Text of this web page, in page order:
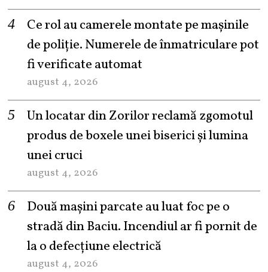
Ce rol au camerele montate pe mașinile
de poliție. Numerele de înmatriculare pot
fi verificate automat
august 4, 2026
Un locatar din Zorilor reclamă zgomotul
produs de boxele unei biserici și lumina
unei cruci
august 4, 2026
Două mașini parcate au luat foc pe o
stradă din Baciu. Incendiul ar fi pornit de
la o defecțiune electrică
august 4, 2026